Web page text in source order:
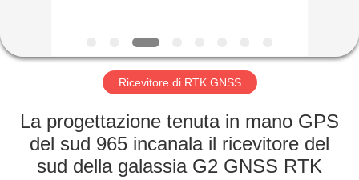
GIRO
FABBRICA
CONTROLLO
Ricevitore di RTK GNSS
La progettazione tenuta in mano GPS
del sud 965 incanala il ricevitore del
sud della galassia G2 GNSS RTK